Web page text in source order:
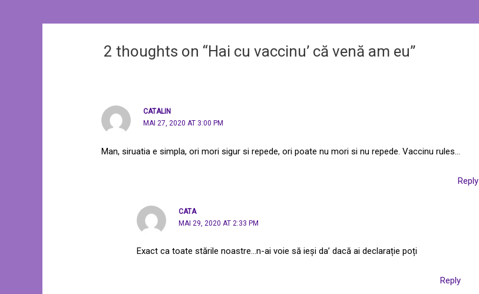
2 thoughts on “Hai cu vaccinu’ că venă am eu”
CATALIN
MAI 27, 2020 AT 3:00 PM
Man, siruatia e simpla, ori mori sigur si repede, ori poate nu mori si nu repede. Vaccinu rules…
Reply
CATA
MAI 29, 2020 AT 2:33 PM
Exact ca toate stările noastre…n-ai voie să ieși da’ dacă ai declarație poți
Reply